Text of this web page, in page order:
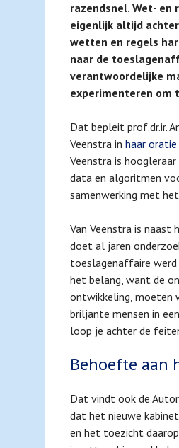
razendsnel. Wet- en
eigenlijk altijd
wetten en regels
naar de
verantwoordelijke
experimenteren om
Dat bepleit prof.dr.ir.
Veenstra in haar
Veenstra is hoogleraar
data en algoritmen
samenwerking met het
Van Veenstra is naast
doet al jaren
toeslagenaffaire werd
het belang, want de
ontwikkeling, moeten
briljante mensen in
loop je achter de
Behoefte aan
Dat vindt ook de
dat het nieuwe
en het toezicht